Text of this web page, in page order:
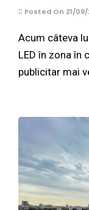
Posted On 21/09/
Acum câteva
LED în zona în
publicitar mai